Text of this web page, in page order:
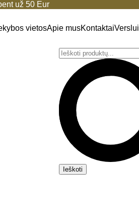
už 50 Eur
vietosApie musKontaktaiVerslui
Ieškoti